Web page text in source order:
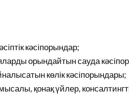
кәсіпорындар;
орындайтын сауда
көлік кәсіпорындары;
қонақ үйлер,